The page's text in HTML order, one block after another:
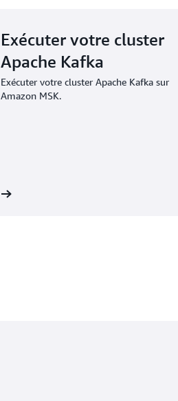
Exécuter votre cluster
Apache Kafka
Exécuter votre cluster Apache Kafka sur
Amazon MSK.